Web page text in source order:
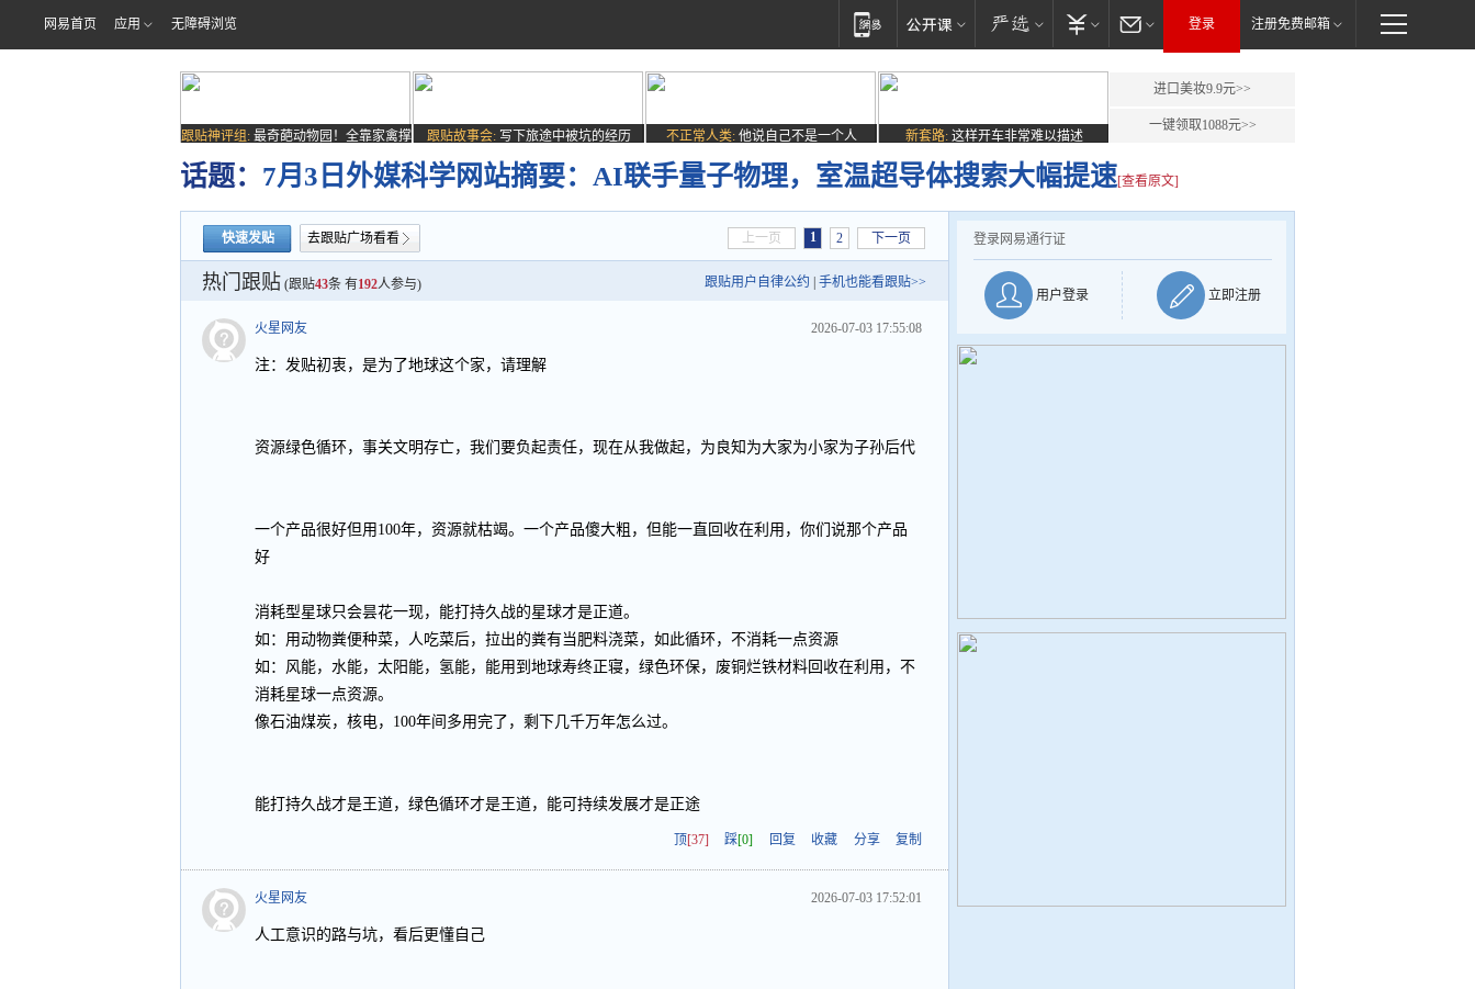
网易首页 应用 无障碍浏览 登录 注册免费邮箱
跟贴神评组: 最奇葩动物园！全靠家禽撑
场子
跟贴故事会: 写下旅途中被坑的经历 不正常人类: 他说自己不是一个人 新套路: 这样开车非常难以描述
进口美妆9.9元>>
一键领取1088元>>
话题： 7月3日外媒科学网站摘要：AI联手量子物理，室温超导体搜索大幅提速[查看原文]
快速发贴 去跟贴广场看看 上一页 1 2 下一页
热门跟贴 (跟贴43条 有192人参与) 跟贴用户自律公约 手机也能看跟贴>>
火星网友 2026-07-03 17:55:08
注：发贴初衷，是为了地球这个家，请理解
资源绿色循环，事关文明存亡，我们要负起责任，现在从我做起，为良知为大家为小家为子孙后代
一个产品很好但用100年，资源就枯竭。一个产品傻大粗，但能一直回收在利用，你们说那个产品
好
消耗型星球只会昙花一现，能打持久战的星球才是正道。
如：用动物粪便种菜，人吃菜后，拉出的粪有当肥料浇菜，如此循环，不消耗一点资源
如：风能，水能，太阳能，氢能，能用到地球寿终正寝，绿色环保，废铜烂铁材料回收在利用，不
消耗星球一点资源。
像石油煤炭，核电，100年间多用完了，剩下几千万年怎么过。
能打持久战才是王道，绿色循环才是王道，能可持续发展才是正途
顶[37] 踩[0] 回复 收藏 分享 复制
火星网友 2026-07-03 17:52:01
人工意识的路与坑，看后更懂自己
登录网易通行证
用户登录 立即注册